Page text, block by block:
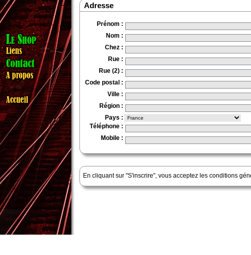
Adresse
Prénom :
Nom :
Chez :
Rue :
Rue (2) :
Code postal :
Ville :
Région :
Pays :
Téléphone :
Mobile :
En cliquant sur "S'inscrire", vous acceptez les conditions